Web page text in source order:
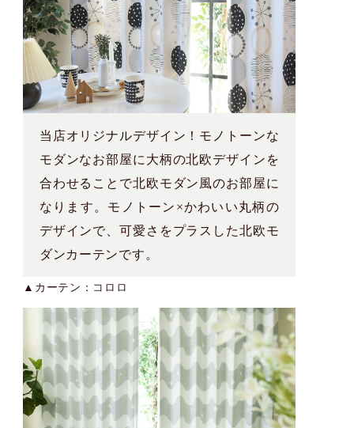
当店オリジナルデザイン！モノトーンな
モダンなお部屋に大柄の北欧デザインを
合わせることで北欧モダン風のお部屋に
なります。モノトーン×かわいい丸柄の
デザインで、可愛さをプラスした北欧モ
ダンカーテンです。
▲カーテン： コロロ